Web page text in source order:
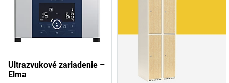
Ultrazvukové zariadenie –
Elma